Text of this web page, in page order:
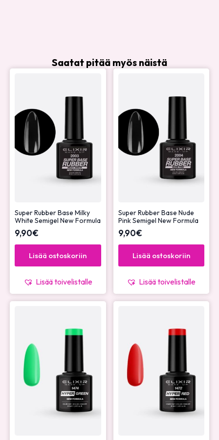
Saatat pitää myös näistä
Super Rubber Base Milky
White Semigel New Formula
9,90€
Lisää ostoskoriin
Lisää toivelistalle
Super Rubber Base Nude
Pink Semigel New Formula
9,90€
Lisää ostoskoriin
Lisää toivelistalle